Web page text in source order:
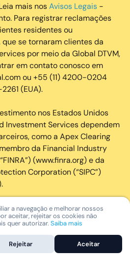
mais nosAvisos Legais -
Para registrar reclamações
residentes ou
se tornaram clientes da
por meio da Global DTVM,
em contato conosco em
ou +55 (11) 4200-0204
(EUA).
nos Estados Unidos
Investment Services dependem
como a Apex Clearing
da Financial Industry
(www.finra.org) e da
Corporation (“SIPC”)
mobiliários de clientes de
250.000,00 para
ou em www.sipc.org. O
perdas de mercado e não
a navegação e melhorar nossos
aceitar, rejeitar os cookies não
quer autorizar. Saiba mais
Rejeitar Aceitar